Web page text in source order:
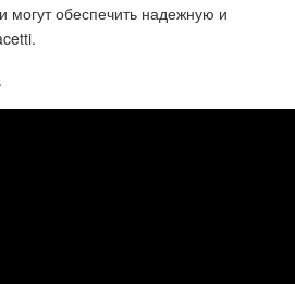
могут обеспечить надежную и